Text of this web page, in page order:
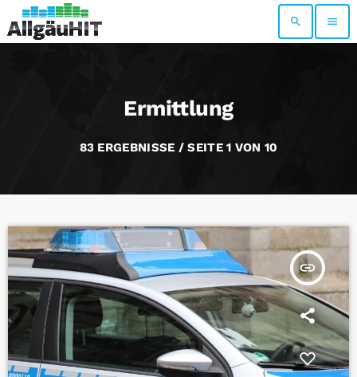
search menu
Ermittlung
83 ERGEBNISSE / SEITE 1 VON 10
insert_link